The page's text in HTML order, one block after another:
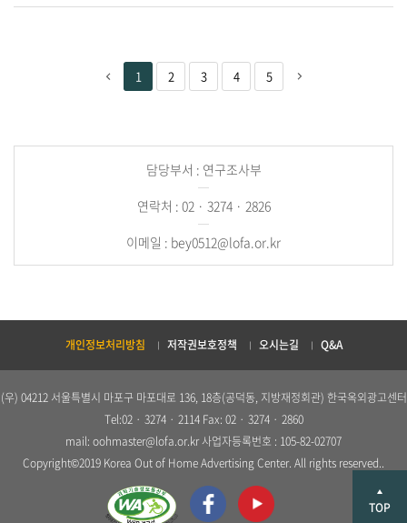
1 2 3 4 5
담당부서 : 연구조사부
연락처 : 02 · 3274 · 2826
이메일 : bey0512@lofa.or.kr
개인정보처리방침 저작권보호정책 오시는길 Q&A
(우) 04212 서울특별시 마포구 마포대로 136, 18층(공덕동, 지방재정회관) 한국옥외광고센터
Tel:02 · 3274 · 2114 Fax: 02 · 3274 · 2860
mail: oohmaster@lofa.or.kr 사업자등록번호 : 105-82-02707
Copyright©2019 Korea Out of Home Advertising Center. All rights reserved..